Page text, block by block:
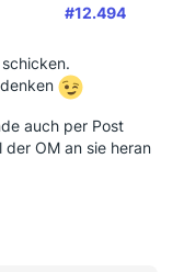
#12.494
auch per Post
OM an sie heran